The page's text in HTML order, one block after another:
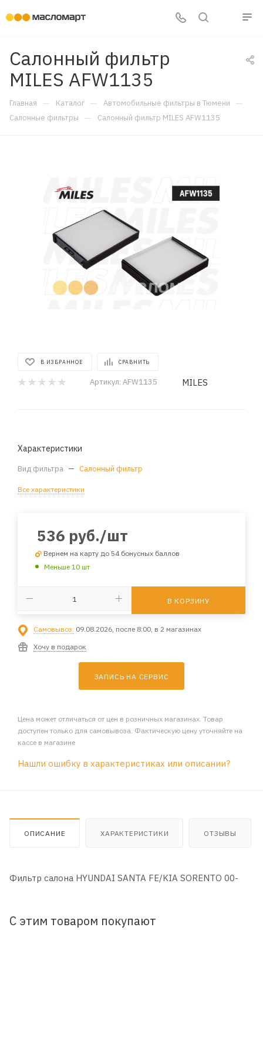
Салонный фильтр
MILES AFW1135
Главная — Каталог — Автомобильные фильтры в Тюмени —
Салонные фильтры — Салонный фильтр MILES AFW1135
В ИЗБРАННОЕ СРАВНИТЬ
Артикул: AFW1135 MILES
Характеристики
Вид фильтра — Салонный фильтр
Все характеристики
536 руб./шт
Вернем на карту до 54 бонусных баллов
Меньше 10 шт
В КОРЗИНУ
Самовывоз: 09.08.2026, после 8:00, в 2 магазинах
Хочу в подарок
ЗАПИСЬ НА СЕРВИС
Цена может отличаться от цен в розничных магазинах. Товар
доступен только для самовывоза. Фактическую цену уточняйте на
кассе в магазине
Нашли ошибку в характеристиках или описании?
ОПИСАНИЕ ХАРАКТЕРИСТИКИ ОТЗЫВЫ
Фильтр салона HYUNDAI SANTA FE/KIA SORENTO 00-
С этим товаром покупают